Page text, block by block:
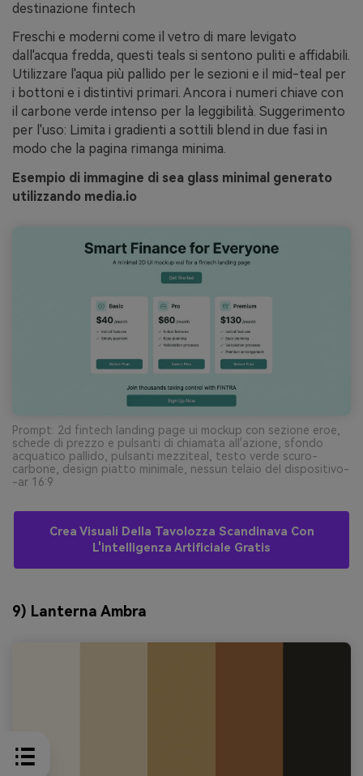
destinazione fintech
Freschi e moderni come il vetro di mare levigato
dall'acqua fredda, questi teals si sentono puliti e affidabili.
Utilizzare l'aqua più pallido per le sezioni e il mid-teal per
i bottoni e i distintivi primari. Ancora i numeri chiave con
il carbone verde intenso per la leggibilità. Suggerimento
per l'uso: Limita i gradienti a sottili blend in due fasi in
modo che la pagina rimanga minima.
Esempio di immagine di sea glass minimal generato
utilizzando media.io
Prompt: 2d fintech landing page ui mockup con sezione eroe,
schede di prezzo e pulsanti di chiamata all'azione, sfondo
acquatico pallido, pulsanti mezziteal, testo verde scuro-
carbone, design piatto minimale, nessun telaio del dispositivo-
-ar 16:9
Crea Visuali Della Tavolozza Scandinava Con
L'intelligenza Artificiale Gratis
9) Lanterna Ambra